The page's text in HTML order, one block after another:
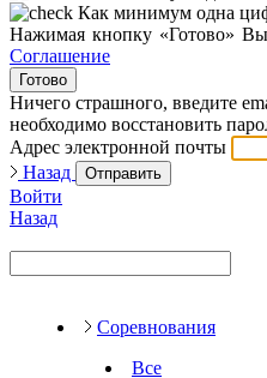
Как минимум одна
Нажимая кнопку «Готово»
Соглашение
Готово
Ничего страшного, введите
необходимо восстановить
Адрес электронной почты
Назад
Отправить
Войти
Назад
Соревнования
Все